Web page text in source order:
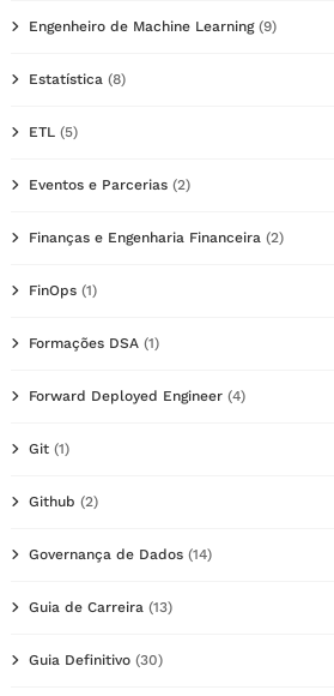
Engenheiro de Machine Learning(9)
Estatística (8)
ETL (5)
Eventos e Parcerias (2)
Finanças e Engenharia Financeira (2)
FinOps (1)
Formações DSA (1)
Forward Deployed Engineer (4)
Git (1)
Github (2)
Governança de Dados (14)
Guia de Carreira (13)
Guia Definitivo (30)